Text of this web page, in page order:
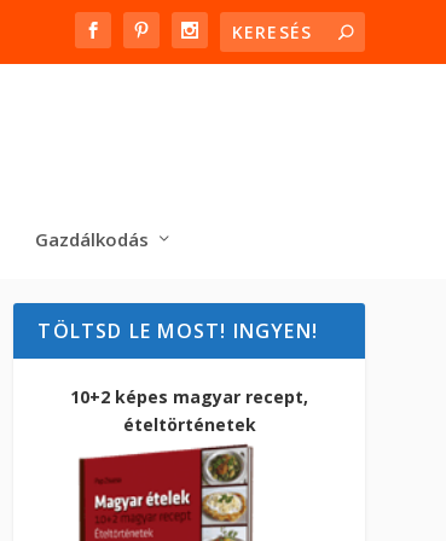
Gazdálkodás
TÖLTSD LE MOST! INGYEN!
10+2 képes magyar recept,
ételtörténetek